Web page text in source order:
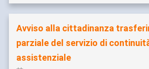
Avviso alla cittadinanza
parziale del servizio di
assistenziale